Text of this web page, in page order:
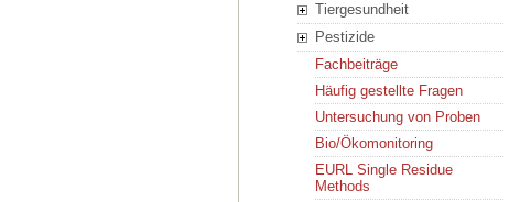
Tiergesundheit
Pestizide
Fachbeiträge
Häufig gestellte Fragen
Untersuchung von Proben
Bio/Ökomonitoring
EURL Single Residue
Methods